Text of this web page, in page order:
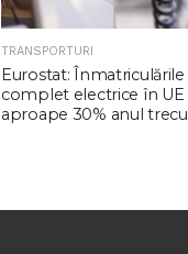
TRANSPORTURI
Eurostat:
complet electrice în UE
aproape 30% anul